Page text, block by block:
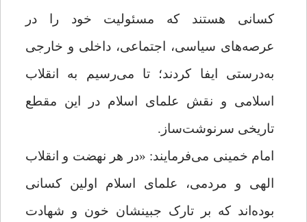
کسانی هستند که مسئولیت خود را در
عرصه‌های سیاسی، اجتماعی، داخلی و خارجی
به‌درستی ایفا کردند؛ تا می‌رسیم به انقلاب
اسلامی و نقش علمای اسلام در این مقطع
تاریخی سرنوشت‌ساز.
امام خمینی می‌فرمایند: «در هر نهضت و انقلاب
الهی و مردمی، علمای اسلام اولین کسانی
بوده‌اند که بر تارک جبینشان خون و شهادت